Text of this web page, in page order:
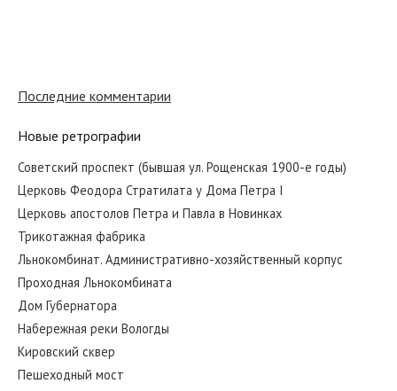
Новинках
Кировский сквер
Последние комментарии
Новые ретрографии
Советский проспект (бывшая ул. Рощенская 1900-е годы)
Церковь Феодора Стратилата у Дома Петра I
Церковь апостолов Петра и Павла в Новинках
Трикотажная фабрика
Льнокомбинат. Административно-хозяйственный корпус
Проходная Льнокомбината
Дом Губернатора
Набережная реки Вологды
Кировский сквер
Пешеходный мост